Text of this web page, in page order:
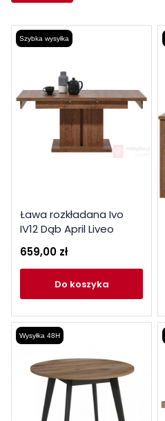
Szybka wysyłka
Ława rozkładana Ivo
IV12 Dąb April Liveo
659,00 zł
do koszyka
Wysyłka 48H